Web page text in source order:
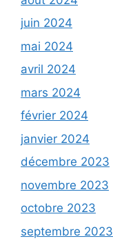
juin 2024
mai 2024
avril 2024
mars 2024
février 2024
janvier 2024
décembre 2023
novembre 2023
octobre 2023
septembre 2023